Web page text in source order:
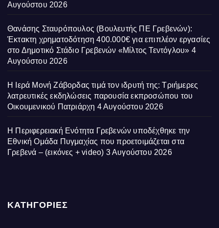
Αυγούστου 2026
Θανάσης Σταυρόπουλος (Βουλευτής ΠΕ Γρεβενών):
Έκτακτη χρηματοδότηση 400.000€ για επιπλέον εργασίες
στο Δημοτικό Στάδιο Γρεβενών «Μίλτος Τεντόγλου» 4
Αυγούστου 2026
Η Ιερά Μονή Ζάβορδας τιμά τον ιδρυτή της: Τριήμερες
λατρευτικές εκδηλώσεις παρουσία εκπροσώπου του
Οικουμενικού Πατριάρχη 4 Αυγούστου 2026
Η Περιφερειακή Ενότητα Γρεβενών υποδέχθηκε την
Εθνική Ομάδα Πυγμαχίας που προετοιμάζεται στα
Γρεβενά – (εικόνες + video) 3 Αυγούστου 2026
ΚΑΤΗΓΟΡΙΕΣ